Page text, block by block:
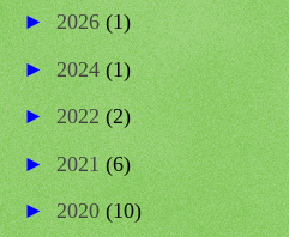
►2026(1)
►2024(1)
►2022(2)
►2021(6)
►2020(10)